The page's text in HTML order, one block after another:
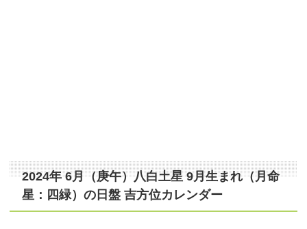
2024年 6月（庚午）八白土星 9月生まれ（月命
星：四緑）の日盤 吉方位カレンダー